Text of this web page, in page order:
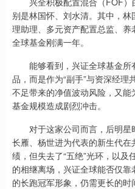
别是林国怀、刘水清。其中，
理助理、多元资产配置总监、
全球基金刚满一年。
能够看到，兴证全球基金所
品，而是作为“副手”与资深经
不足带来的净值波动风险，又
基金规模造成剧烈冲击。
对于这家公司而言，后明星
长雁、杨世进为代表的新生代
绩，但失去了“五绝”光环，以
的相继离场，兴证全球能否仅
的长跑冠军形象，仍需更长的时